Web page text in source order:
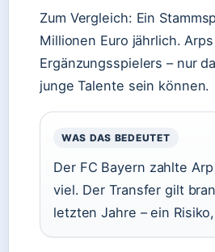
Zum Vergleich: Ein
Millionen Euro jährlich.
Ergänzungsspielers – nur
junge Talente sein können.
WAS DAS BEDEUTET
Der FC Bayern zahlte
viel. Der Transfer gilt
letzten Jahre – ein